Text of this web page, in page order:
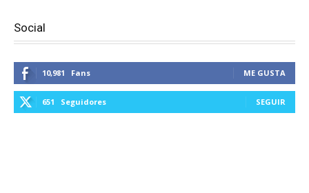
Social
10,981 Fans ME GUSTA
651 Seguidores SEGUIR